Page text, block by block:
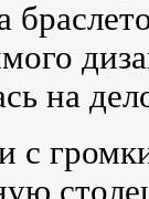
на